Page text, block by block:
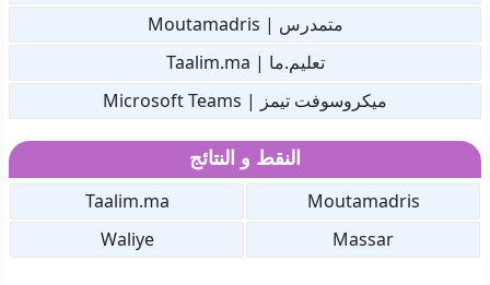
متمدرس | Moutamadris
تعليم.ما | Taalim.ma
ميكروسوفت تيمز | Microsoft Teams
النقط و النتائج
Moutamadris
Taalim.ma
Massar
Waliye